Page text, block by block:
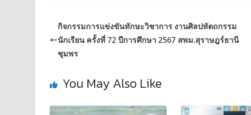
กิจกรรมการแข่งขันทักษะวิชาการ งานศิลปหัตถกรรม
นักเรียน ครั้งที่ 72 ปีการศึกษา 2567 สพม.สุราษฎร์ธานี
ชุมพร
You May Also Like